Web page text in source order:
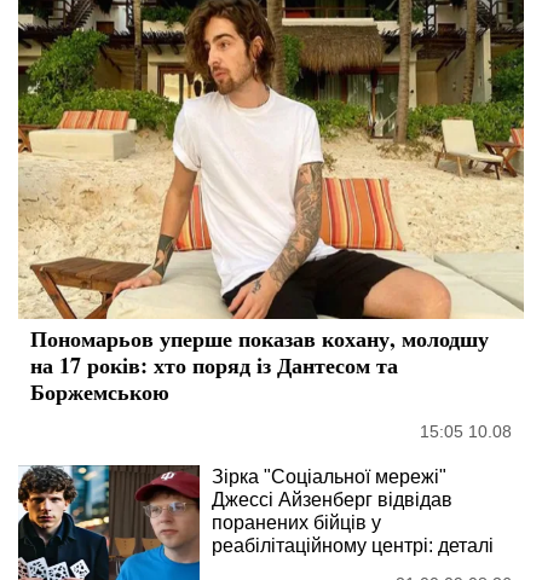
Пономарьов уперше показав кохану, молодшу
на 17 років: хто поряд із Дантесом та
Боржемською
15:05 10.08
Зірка "Соціальної мережі"
Джессі Айзенберг відвідав
поранених бійців у
реабілітаційному центрі: деталі